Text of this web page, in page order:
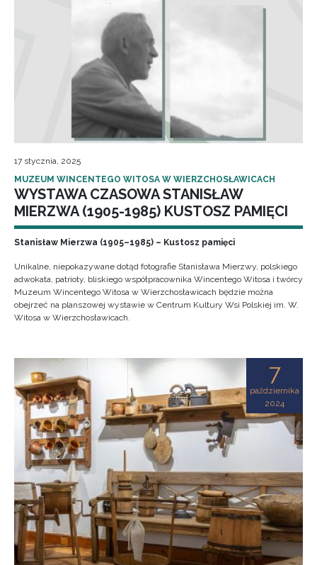
17 stycznia, 2025
MUZEUM WINCENTEGO WITOSA W WIERZCHOSŁAWICACH
WYSTAWA CZASOWA STANISŁAW
MIERZWA (1905-1985) KUSTOSZ PAMIĘCI
Stanisław Mierzwa (1905–1985) – Kustosz pamięci
Unikalne, niepokazywane dotąd fotografie Stanisława Mierzwy, polskiego
adwokata, patrioty, bliskiego współpracownika Wincentego Witosa i twórcy
Muzeum Wincentego Witosa w Wierzchosławicach będzie można
obejrzeć na planszowej wystawie w Centrum Kultury Wsi Polskiej im. W.
Witosa w Wierzchosławicach.
7
października
2024